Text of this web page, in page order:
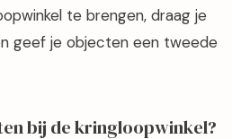
te brengen, draag je
geef je objecten een tweede
bij de kringloopwinkel?